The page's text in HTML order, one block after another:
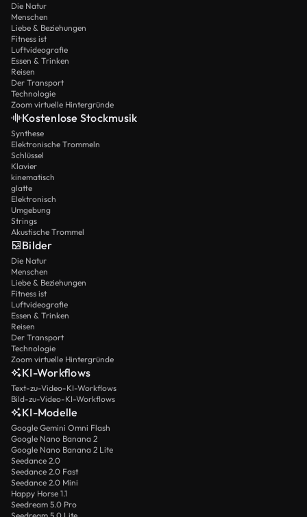
Die Natur
Menschen
Liebe & Beziehungen
Fitness ist
Luftvideografie
Essen & Trinken
Reisen
Der Transport
Technologie
Zoom virtuelle Hintergründe
Kostenlose Stockmusik
Synthese
Elektronische Trommeln
Schlüssel
Klavier
kinematisch
glatte
Elektronisch
Umgebung
Strings
Akustische Trommel
Bilder
Die Natur
Menschen
Liebe & Beziehungen
Fitness ist
Luftvideografie
Essen & Trinken
Reisen
Der Transport
Technologie
Zoom virtuelle Hintergründe
KI-Workflows
Text-zu-Video-KI-Workflows
Bild-zu-Video-KI-Workflows
KI-Modelle
Google Gemini Omni Flash
Google Nano Banana 2
Google Nano Banana 2 Lite
Seedance 2.0
Seedance 2.0 Fast
Seedance 2.0 Mini
Happy Horse 1.1
Seedream 5.0 Pro